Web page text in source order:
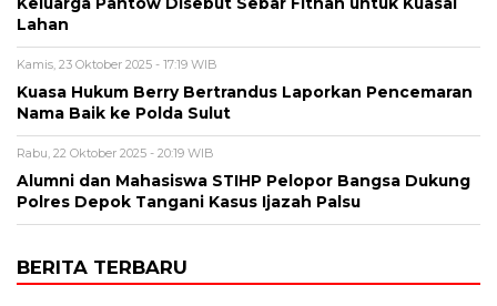
Lahan
Kamis, 23 Oktober 2025 - 17:19 WIB
Kuasa Hukum Berry Bertrandus Laporkan Pencemaran
Nama Baik ke Polda Sulut
Rabu, 22 Oktober 2025 - 20:19 WIB
Alumni dan Mahasiswa STIHP Pelopor Bangsa Dukung
Polres Depok Tangani Kasus Ijazah Palsu
BERITA TERBARU